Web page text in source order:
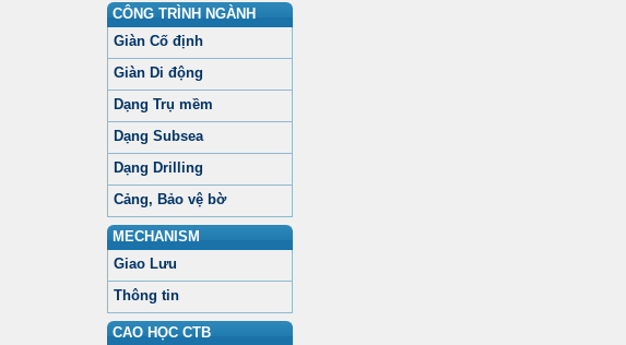
CÔNG TRÌNH NGÀNH
Giàn Cố định
Giàn Di động
Dạng Trụ mềm
Dạng Subsea
Dạng Drilling
Cảng, Bảo vệ bờ
MECHANISM
Giao Lưu
Thông tin
CAO HỌC CTB